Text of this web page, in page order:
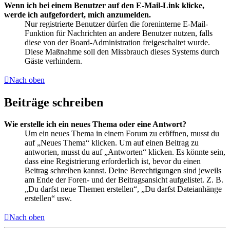
Wenn ich bei einem Benutzer auf den E-Mail-Link klicke,
werde ich aufgefordert, mich anzumelden.
Nur registrierte Benutzer dürfen die foreninterne E-Mail-
Funktion für Nachrichten an andere Benutzer nutzen, falls
diese von der Board-Administration freigeschaltet wurde.
Diese Maßnahme soll den Missbrauch dieses Systems durch
Gäste verhindern.
Nach oben
Beiträge schreiben
Wie erstelle ich ein neues Thema oder eine Antwort?
Um ein neues Thema in einem Forum zu eröffnen, musst du
auf „Neues Thema“ klicken. Um auf einen Beitrag zu
antworten, musst du auf „Antworten“ klicken. Es könnte sein,
dass eine Registrierung erforderlich ist, bevor du einen
Beitrag schreiben kannst. Deine Berechtigungen sind jeweils
am Ende der Foren- und der Beitragsansicht aufgelistet. Z. B.
„Du darfst neue Themen erstellen“, „Du darfst Dateianhänge
erstellen“ usw.
Nach oben